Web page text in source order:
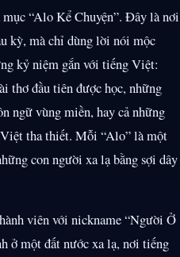
“Alo Kể Chuyện”. Đây là nơi
kỳ, mà chỉ dùng lời nói mộc
kỷ niệm gắn với tiếng Việt:
thơ đầu tiên được học, những
ngữ vùng miền, hay cả những
tha thiết. Mỗi “Alo” là một
con người xa lạ bằng sợi dây
viên với nickname “Người Ở
ở một đất nước xa lạ, nơi tiếng